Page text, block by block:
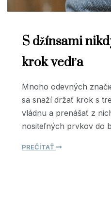
S džínsami
krok vedľa
Mnoho odevných
sa snaží držať krok s
vládnu a prenášať z
nositeľných prvkov do
PREČÍTAŤ